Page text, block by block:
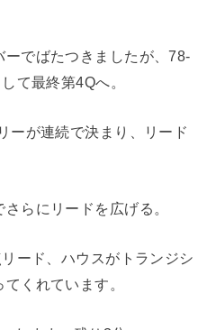
でばたつきましたが、78-
て最終第4Qへ。
ーが連続で決まり、リード
らにリードを広げる。
ード、ハウスがトランジシ
くれています。